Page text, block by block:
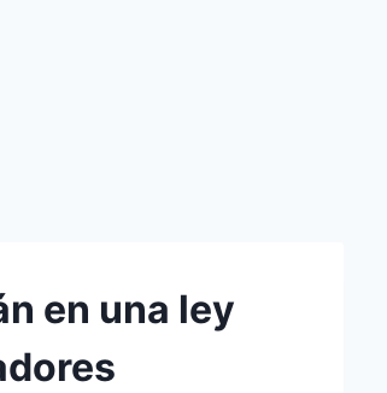
en una ley